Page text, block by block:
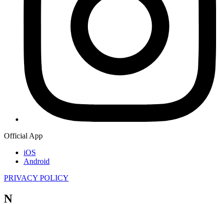
Official App
iOS
Android
PRIVACY POLICY
N